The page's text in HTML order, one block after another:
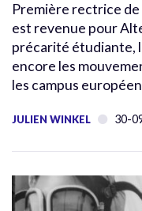
Première rectrice de
est revenue pour
précarité étudiante,
encore les
les campus
JULIEN WINKEL 30-